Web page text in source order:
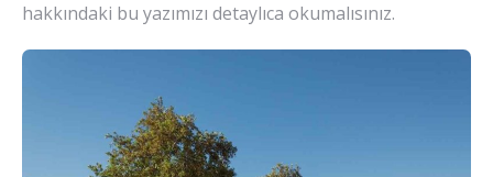
hakkındaki bu yazımızı detaylıca okumalısınız.